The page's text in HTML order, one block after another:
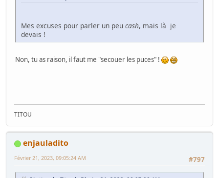
Mes excuses pour parler un peu cash, mais là je
devais !
Non, tu as raison, il faut me "secouer les puces" !
TITOU
enjauladito
#797
Février 21, 2023, 09:05:24 AM